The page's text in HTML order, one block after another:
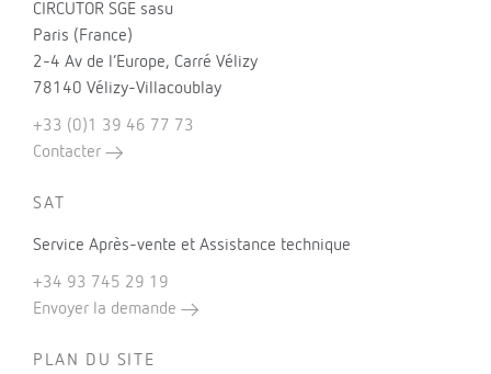
CIRCUTOR SGE sasu
Paris (France)
2-4 Av de l’Europe, Carré Vélizy
78140 Vélizy-Villacoublay
+33 (0)1 39 46 77 73
Contacter
SAT
Service Après-vente et Assistance technique
+34 93 745 29 19
Envoyer la demande
PLAN DU SITE